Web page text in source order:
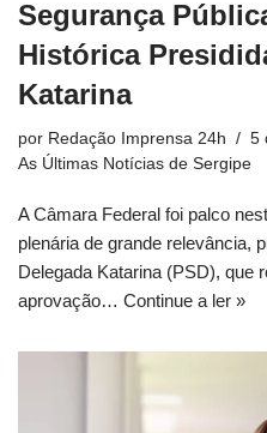
Segurança
Histórica
Katarina
por Redação Imprensa 24h
5
As Últimas Notícias de Sergipe
A Câmara Federal foi palco
plenária de grande relevância,
Delegada Katarina (PSD), que
aprovação… Continue a ler »